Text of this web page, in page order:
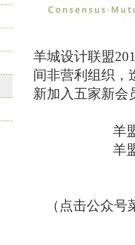
羊城设计联盟
间非营利组织，
新加入五家新会
羊
羊
（点击公众